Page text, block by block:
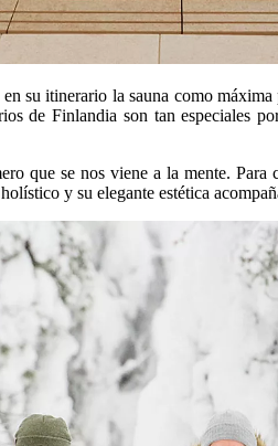
su itinerario la sauna como
de Finlandia son tan especiales
que se nos viene a la mente.
y su elegante estética